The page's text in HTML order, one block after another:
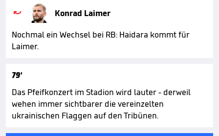

Konrad Laimer
Nochmal ein Wechsel bei RB: Haidara kommt für
Laimer.
79'
Das Pfeifkonzert im Stadion wird lauter - derweil
wehen immer sichtbarer die vereinzelten
ukrainischen Flaggen auf den Tribünen.